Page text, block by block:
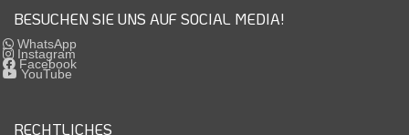
BESUCHEN SIE UNS AUF SOCIAL MEDIA!
WhatsApp
Instagram
Facebook
YouTube
RECHTLICHES